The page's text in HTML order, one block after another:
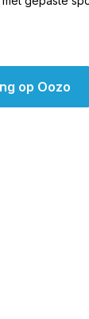
op Oozo